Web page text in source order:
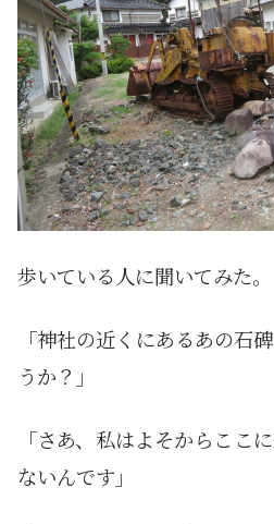
歩いている人に聞いてみた。
「神社の近くにあるあの石
うか？」
「さあ、私はよそからここ
ないんです」